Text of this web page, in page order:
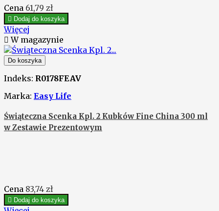
Cena 61,79 zł
 Dodaj do koszyka
Więcej
 W magazynie
Do koszyka
Indeks: R0178FEAV
Marka: Easy Life
Świąteczna Scenka Kpl. 2 Kubków Fine China 300 ml
w Zestawie Prezentowym
Cena 83,74 zł
 Dodaj do koszyka